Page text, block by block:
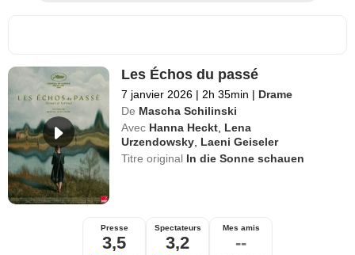
Les Échos du passé
7 janvier 2026 | 2h 35min | Drame
De Mascha Schilinski
Avec Hanna Heckt Lena
Urzendowsky Laeni Geiseler
Titre original In die Sonne schauen
Presse
3,5
Spectateurs
3,2
Mes amis
--